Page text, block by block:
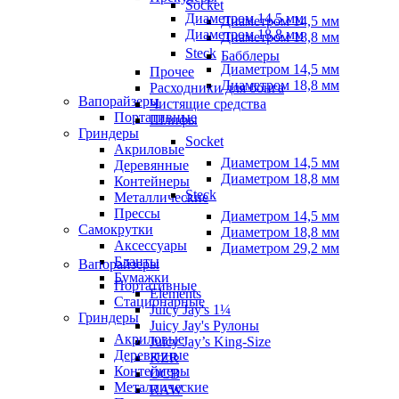
Socket
Диаметром 14,5 мм
Диаметром 18,8 мм
Steck
Диаметром 14,5 мм
Диаметром 18,8 мм
Вапорайзеры
Портативные
Гриндеры
Акриловые
Деревянные
Контейнеры
Металлические
Прессы
Самокрутки
Аксессуары
Бланты
Бумажки
Elements
Juicy Jay's 1¼
Juicy Jay's Рулоны
Juicy Jay’s King-Size
KZR
OCB
RAW
Диаметром 14,5 мм
Диаметром 18,8 мм
Бабблеры
Прочее
Расходники для бонга
Чистящие средства
Шлифы
Socket
Диаметром 14,5 мм
Диаметром 18,8 мм
Steck
Диаметром 14,5 мм
Диаметром 18,8 мм
Диаметром 29,2 мм
Вапорайзеры
Портативные
Стационарные
Гриндеры
Акриловые
Деревянные
Контейнеры
Металлические